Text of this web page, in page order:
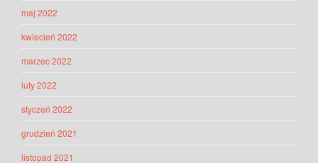
maj 2022
kwiecień 2022
marzec 2022
luty 2022
styczeń 2022
grudzień 2021
listopad 2021